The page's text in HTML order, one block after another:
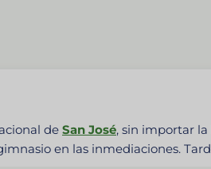
de San José, sin importar
en las inmediaciones.